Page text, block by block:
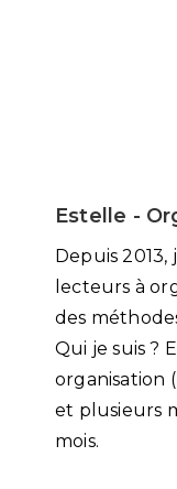
Estelle -
Depuis 2013,
lecteurs à
des
Qui je suis ?
organisation
et plusieurs
mois.